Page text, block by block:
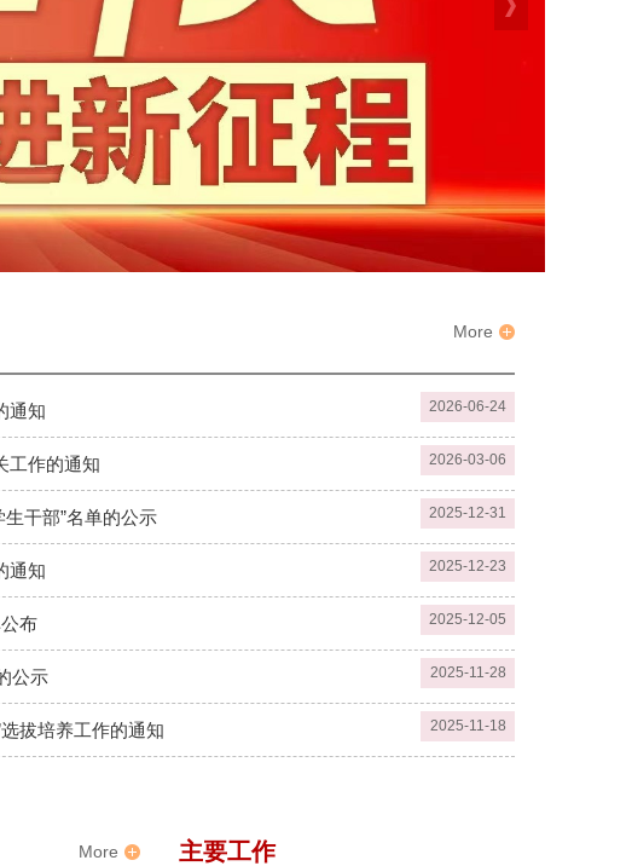
More
2026-06-24
通知
2026-03-06
工作的通知
2025-12-31
干部”名单的公示
2025-12-23
通知
2025-12-05
布
2025-11-28
公示
2025-11-18
拔培养工作的通知
More 主要工作